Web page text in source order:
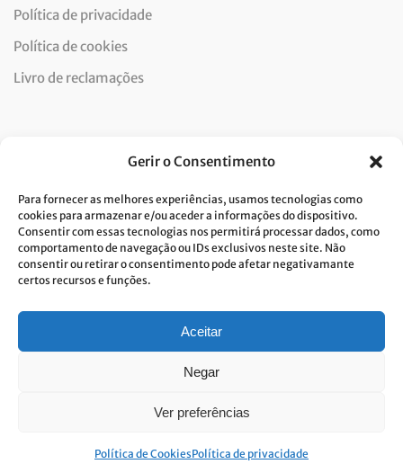
Gerir o Consentimento
Para fornecer as melhores experiências, usamos tecnologias como
cookies para armazenar e/ou aceder a informações do dispositivo.
Consentir com essas tecnologias nos permitirá processar dados, como
comportamento de navegação ou IDs exclusivos neste site. Não
consentir ou retirar o consentimento pode afetar negativamante
certos recursos e funções.
Aceitar
Negar
Ver preferências
Política de CookiesPolítica de privacidade
Política de privacidade
Política de cookies
Livro de reclamações
Dou consentimento ao tratamento de dados e aceito a
política de privacidade.*
A Costa Verde está comprometida com a implementação do RGPD. Para
Cliqueaquie conheça a nossa Política de Privacidade.
© Built with passion. All rights reservedLink&Grow